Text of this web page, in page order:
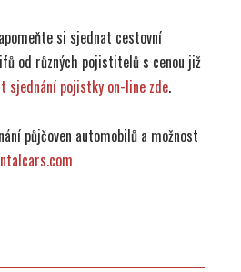
si sjednat cestovní
od různých pojistitelů s cenou již
sjednání pojistky on-line zde.
půjčoven automobilů a možnost